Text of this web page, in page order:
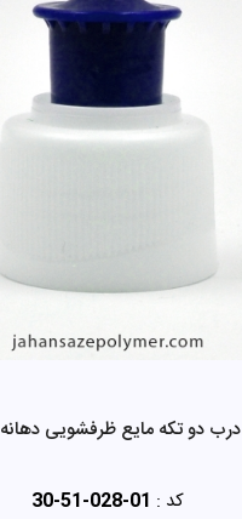
درب دو تکه مایع ظرفشویی دهانه 28
کد : 30-51-028-01